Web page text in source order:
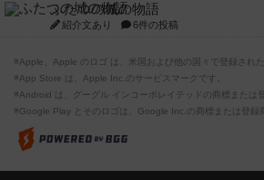
ふたつの城の物語
紹介文あり 6件の投稿
※Apple、Apple のロゴ は、米国および他の国々で登録され
※App Store は、Apple Inc.のサービスマークです。
※Android は、グーグル インコーポレイテッドの商標または
※Google Play とそのロゴは、Google Inc.の商標または登録